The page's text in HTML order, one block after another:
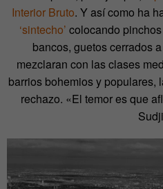
Interior Bruto. Y así como ha
‘sintecho’ colocando
bancos, guetos cerrados
mezclaran con las clases
barrios bohemios y populares,
rechazo. «El temor es que